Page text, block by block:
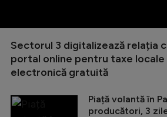
Sectorul 3 digitalizează relația
portal online pentru taxe locale
electronică gratuită
Piață volantă în
producători, 3